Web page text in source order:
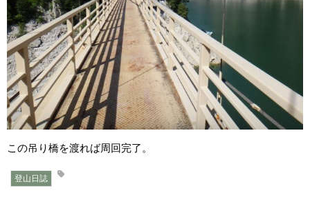
この吊り橋を渡れば周回完了。
登山日誌